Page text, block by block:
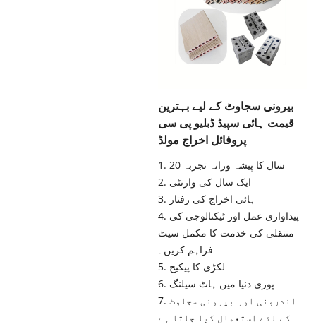
بیرونی سجاوٹ کے لیے بہترین
قیمت ہائی سپیڈ ڈبلیو پی سی
پروفائل اخراج مولڈ
1. 20 سال کا پیشہ ورانہ تجربہ
2. ایک سال کی وارنٹی
3. ہائی اخراج کی رفتار
4. پیداواری عمل اور ٹیکنالوجی کی
منتقلی کی خدمت کا مکمل سیٹ
فراہم کریں۔
5. لکڑی کا پیکیج
6. پوری دنیا میں ہاٹ سیلنگ
7. اندرونی اور بیرونی سجاوٹ
کے لئے استعمال کیا جاتا ہے